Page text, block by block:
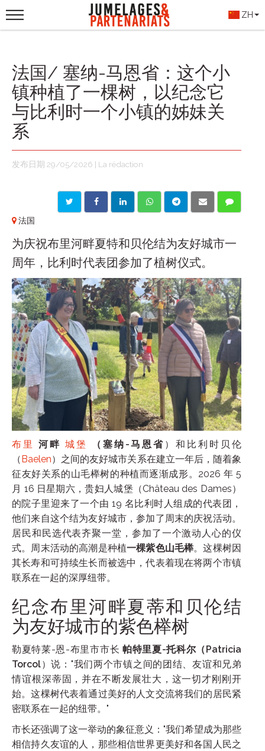
ZH
法国/ 塞纳-马恩省：这个小
镇种植了一棵树，以纪念它
与比利时一个小镇的姊妹关
系
发布日期 29/05/2026 | La rédaction
法国
为庆祝布里河畔夏特和贝伦结为友好城市一
周年，比利时代表团参加了植树仪式。
布里 河畔 城堡 （塞纳-马恩省 ）和比利时贝伦
（ Baelen）之间的友好城市关系在建立一年后，随着象
征友好关系的山毛榉树的种植而逐渐成形。2026 年 5
月 16 日星期六，贵妇人城堡（Château des Dames）
的院子里迎来了一个由 19 名比利时人组成的代表团，
他们来自这个结为友好城市，参加了周末的庆祝活动。
居民和民选代表齐聚一堂，参加了一个激动人心的仪
式。周末活动的高潮是种植一棵紫色山毛榉。这棵树因
其长寿和可持续生长而被选中，代表着现在将两个市镇
联系在一起的深厚纽带。
纪念布里河畔夏蒂和贝伦结
为友好城市的紫色榉树
勒夏特莱-恩-布里市市长 帕特里夏-托科尔（Patricia
Torcol）说："我们两个市镇之间的团结、友谊和兄弟
情谊根深蒂固，并在不断发展壮大，这一切才刚刚开
始。这棵树代表着通过美好的人文交流将我们的居民紧
密联系在一起的纽带。"
市长还强调了这一举动的象征意义："我们希望成为那些
相信持久友谊的人，那些相信世界更美好和各国人民之